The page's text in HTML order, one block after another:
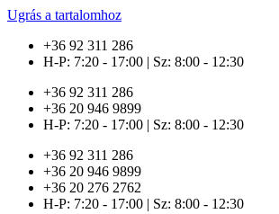
Ugrás a tartalomhoz
+36 92 311 286
H-P: 7:20 - 17:00 | Sz: 8:00 - 12:30
+36 92 311 286
+36 20 946 9899
H-P: 7:20 - 17:00 | Sz: 8:00 - 12:30
+36 92 311 286
+36 20 946 9899
+36 20 276 2762
H-P: 7:20 - 17:00 | Sz: 8:00 - 12:30